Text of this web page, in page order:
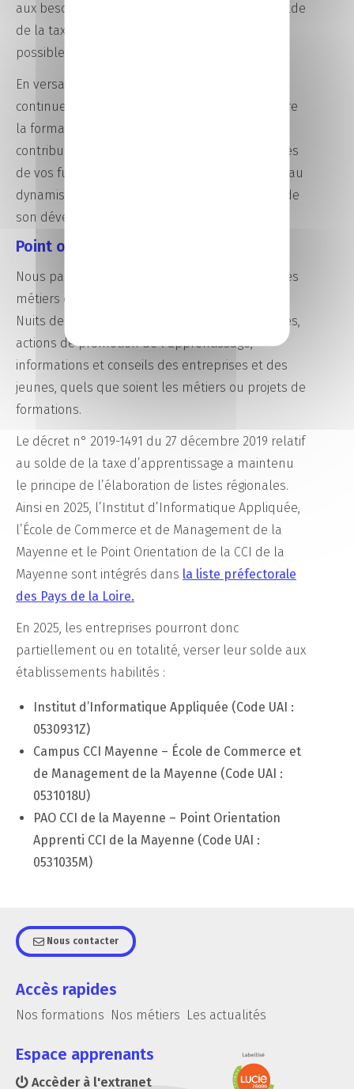
aux besoins des formation dans la limite du solde
de la taxe (pas de versement monétaire
possible).
En versant vos 13 % aux écoles des CCI : vous
continuez d’agir en faveur du lien privilégié entre
la formation et le monde de l’entreprise, vous
contribuez au développement des compétences
de vos futurs collaborateurs et vous participez au
dynamisme de votre territoire en étant acteur de
son développement.
Point orientation apprentissage
Nous participons activement à la découverte des
métiers et au développement de l’alternance :
Nuits de l’orientation, mini-stages en entreprises,
actions de promotion de l’apprentissage,
informations et conseils des entreprises et des
jeunes, quels que soient les métiers ou projets de
formations.
Le décret n° 2019-1491 du 27 décembre 2019 relatif
au solde de la taxe d’apprentissage a maintenu
le principe de l’élaboration de listes régionales.
Ainsi en 2025, l’Institut d’Informatique Appliquée,
l’École de Commerce et de Management de la
Mayenne et le Point Orientation de la CCI de la
Mayenne sont intégrés dans la liste préfectorale
des Pays de la Loire.
En 2025, les entreprises pourront donc
partiellement ou en totalité, verser leur solde aux
établissements habilités :
Institut d’Informatique Appliquée (Code UAI :
0530931Z)
Campus CCI Mayenne – École de Commerce et
de Management de la Mayenne (Code UAI :
0531018U)
PAO CCI de la Mayenne – Point Orientation
Apprenti CCI de la Mayenne (Code UAI :
0531035M)
Nous contacter
Accès rapides
Nos formations Nos métiers Les actualités
Espace apprenants
Accèder à l'extranet